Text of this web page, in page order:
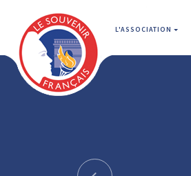
L'ASSOCIATION